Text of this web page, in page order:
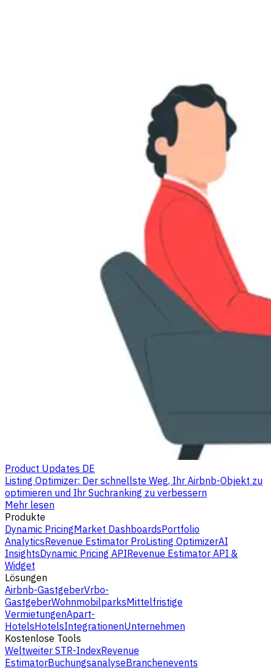
Product Updates DE
Listing Optimizer: Der schnellste Weg, Ihr Airbnb-Objekt zu
optimieren und Ihr Suchranking zu verbessern
Mehr lesen
Produkte
Dynamic PricingMarket DashboardsPortfolio
AnalyticsRevenue Estimator ProListing OptimizerAI
InsightsDynamic Pricing APIRevenue Estimator API &
Widget
Lösungen
Airbnb-GastgeberVrbo-
GastgeberWohnmobilparksMittelfristige
VermietungenApart-
HotelsHotelsIntegrationenUnternehmen
Kostenlose Tools
Weltweiter STR-IndexRevenue
EstimatorBuchungsanalyseBranchenevents